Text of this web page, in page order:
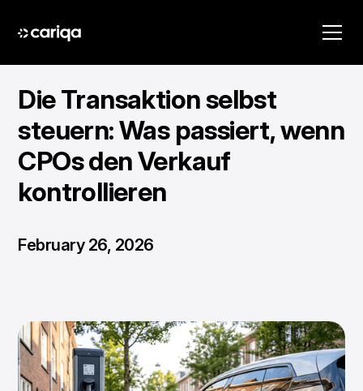
Die Transaktion selbst
steuern: Was passiert, wenn
CPOs den Verkauf
kontrollieren
February 26, 2026